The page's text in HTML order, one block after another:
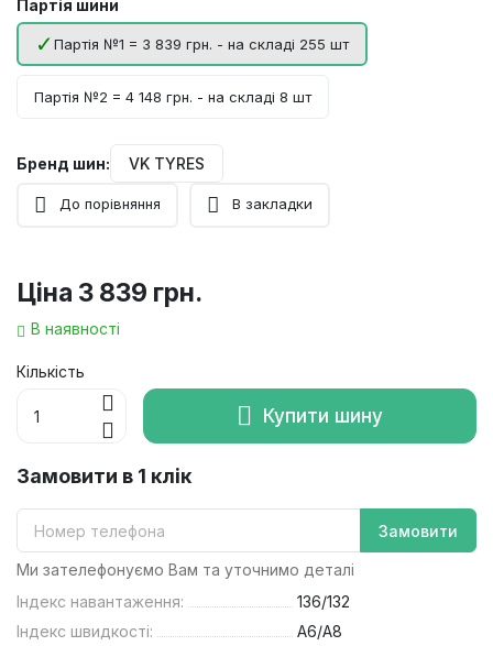
Партія шини
Партія №1 = 3 839 грн. - на складі 255 шт
Партія №2 = 4 148 грн. - на складі 8 шт
Бренд шин: VK TYRES
До порівняння В закладки
Ціна 3 839 грн.
В наявності
Кількість
Купити шину
Замовити в 1 клік
Замовити
Ми зателефонуємо Вам та уточнимо деталі
Індекс навантаження:
136/132
Індекс швидкості:
A6/A8